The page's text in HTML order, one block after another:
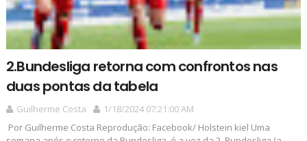
2.Bundesliga retorna com confrontos nas
duas pontas da tabela
Guilherme Costa
1/18/2024 07:21:00 AM
Por Guilherme Costa Reprodução: Facebook/ Holstein kiel Uma